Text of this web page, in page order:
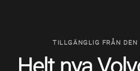
TILLGÄNGLIG FRÅN